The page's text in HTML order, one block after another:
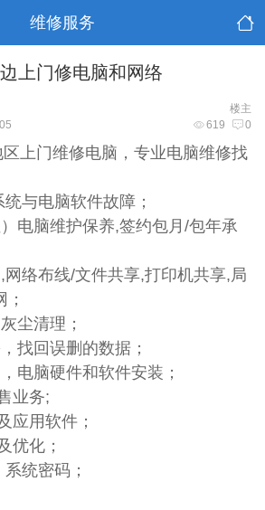
维修服务
上门修电脑和网络
楼主
619 0
上门维修电脑，专业电脑维修找
与电脑软件故障；
电脑维护保养,签约包月/包年承
络布线/文件共享,打印机共享,局
尘清理；
找回误删的数据；
电脑硬件和软件安装；
业务;
应用软件；
优化；
统密码；